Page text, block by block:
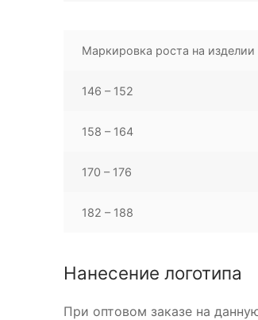
Маркировка роста на изделии
146 – 152
158 – 164
170 – 176
182 – 188
Нанесение логотипа
При оптовом заказе на